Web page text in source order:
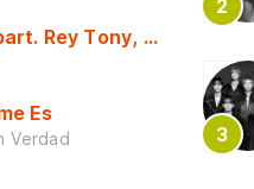
Rey Tony, Dj Honda
Es
Verdad